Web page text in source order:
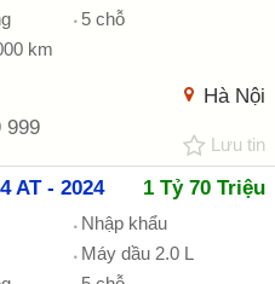
5 chỗ
km
Hà Nội
999
Lưu tin
AT - 2024 1 Tỷ 70 Triệu
Nhập khẩu
Máy dầu 2.0 L